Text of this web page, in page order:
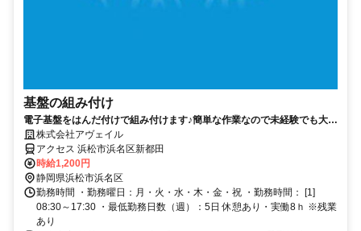
基盤の組み付け
電子基盤をはんだ付けで組み付けます♪簡単な作業なので未経験でも大丈
夫！【20代～50代の男女活躍中】
株式会社アヴェイル
アクセス 浜松市浜名区新都田
時給1,200円
静岡県浜松市浜名区
勤務時間 ・勤務曜日：月・火・水・木・金・祝 ・勤務時間： [1]
08:30～17:30 ・最低勤務日数（週）：5日 休憩あり・実働8ｈ ※残業
あり